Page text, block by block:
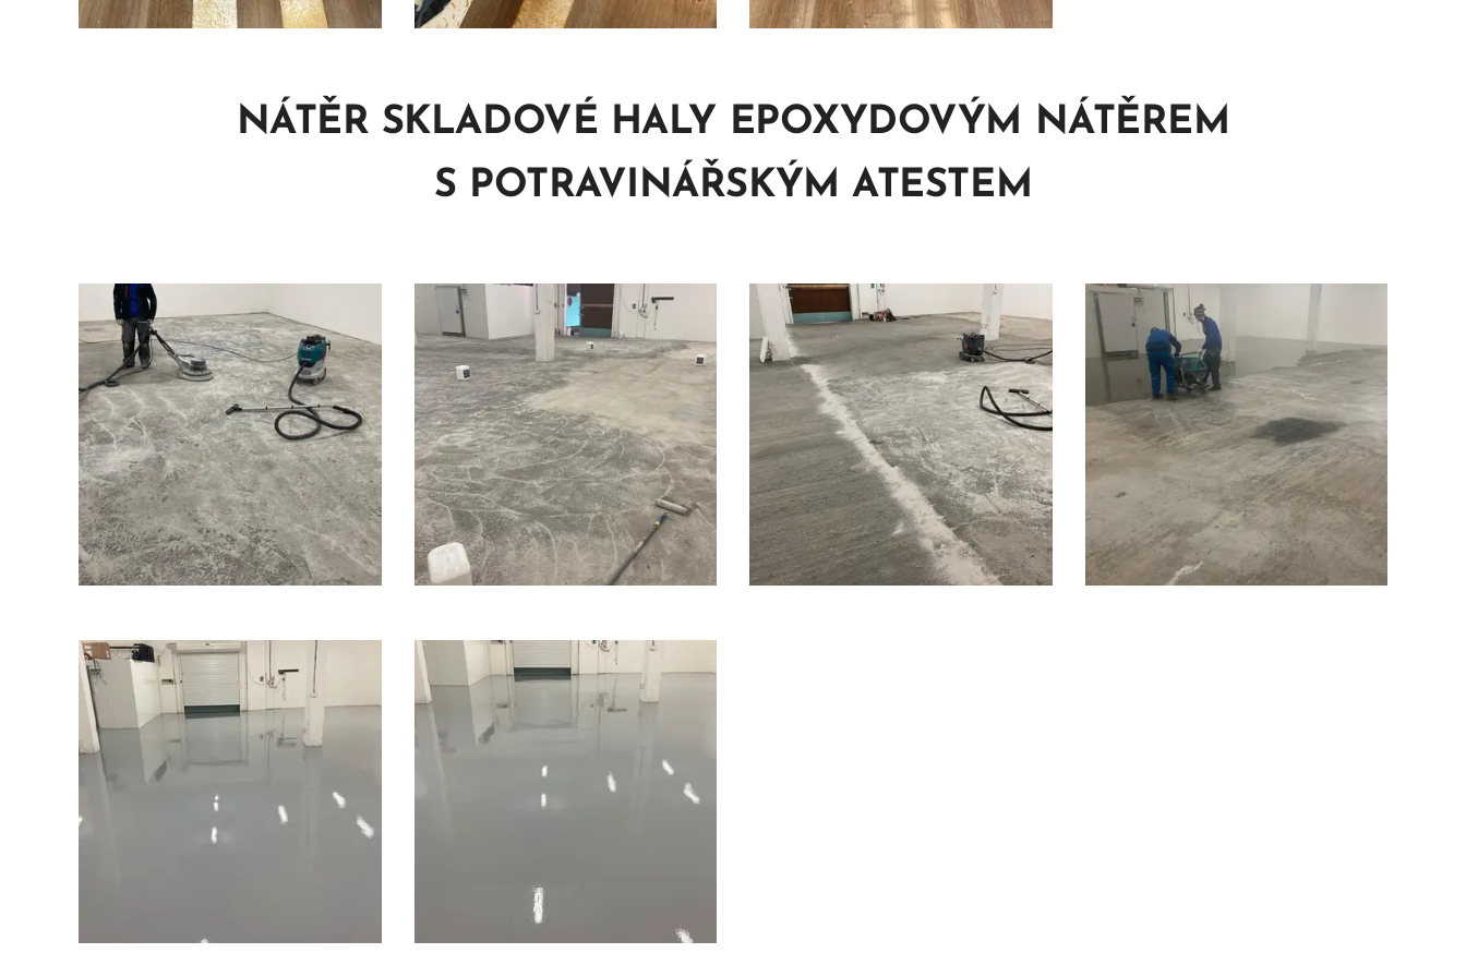
NÁTĚR SKLADOVÉ HALY EPOXYDOVÝM NÁTĚREM
S POTRAVINÁŘSKÝM ATESTEM